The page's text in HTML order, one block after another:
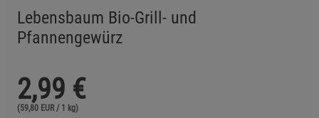
Lebensbaum Bio-Grill- und
Pfannengewürz
2,99 €
(59,80 EUR / 1 kg)